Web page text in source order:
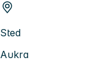
Sted
Aukra